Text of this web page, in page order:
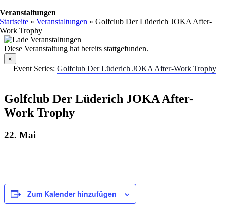
Veranstaltungen
Startseite »Veranstaltungen »Golfclub Der Lüderich JOKA After-
Work Trophy
Diese Veranstaltung hat bereits stattgefunden.
×
Event Series: Golfclub Der Lüderich JOKA After-Work Trophy
Golfclub Der Lüderich JOKA After-
Work Trophy
22. Mai
Zum Kalender hinzufügen